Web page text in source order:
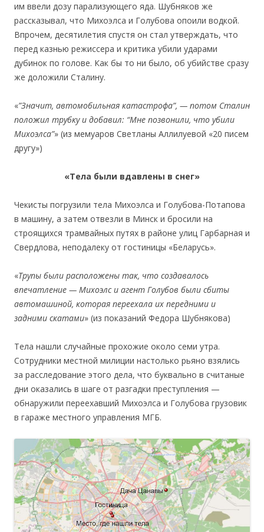
им ввели дозу парализующего яда. Шубняков же
рассказывал, что Михоэлса и Голубова опоили водкой.
Впрочем, десятилетия спустя он стал утверждать, что
перед казнью режиссера и критика убили ударами
дубинок по голове. Как бы то ни было, об убийстве сразу
же доложили Сталину.
«”Значит, автомобильная катастрофа”, — потом Сталин
положил трубку и добавил: “Мне позвонили, что убили
Михоэлса”» (из мемуаров Светланы Аллилуевой «20 писем
другу»)
«Тела были вдавлены в снег»
Чекисты погрузили тела Михоэлса и Голубова-Потапова
в машину, а затем отвезли в Минск и бросили на
строящихся трамвайных путях в районе улиц Гарбарная и
Свердлова, неподалеку от гостиницы «Беларусь».
«Трупы были расположены так, что создавалось
впечатление — Михоэлс и агент Голубов были сбиты
автомашиной, которая переехала их передними и
задними скатами» (из показаний Федора Шубнякова)
Тела нашли случайные прохожие около семи утра.
Сотрудники местной милиции настолько рьяно взялись
за расследование этого дела, что буквально в считаные
дни оказались в шаге от разгадки преступления —
обнаружили переехавший Михоэлса и Голубова грузовик
в гараже местного управления МГБ.